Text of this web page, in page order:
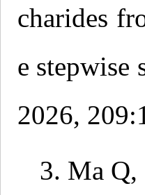
charides
e stepwise
2026,
3. Ma